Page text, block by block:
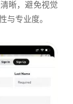
晰，避免视觉
与专业度。